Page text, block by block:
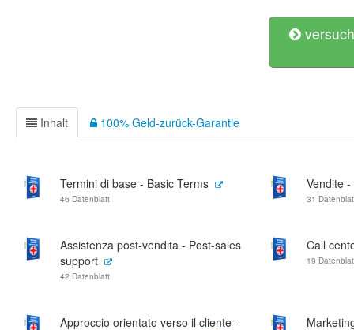
Inhalt 100% Geld-zurück-Garantie
Termini di base - Basic Terms
46 Datenblatt
Vendite
31
Assistenza post-vendita - Post-sales
support
42 Datenblatt
Call
19
Approccio orientato verso il cliente -